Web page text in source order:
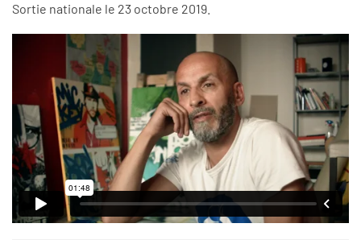
Sortie nationale le 23 octobre 2019.